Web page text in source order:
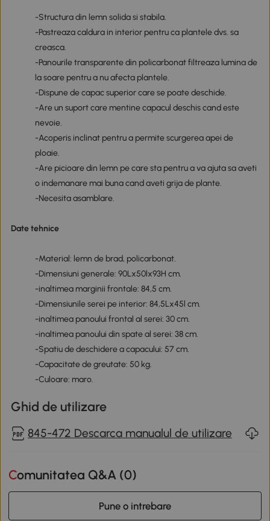
-Structura din lemn solida si stabila.
-Pastreaza caldura in interior pentru ca plantele dvs. sa
creasca.
-Panourile transparente din policarbonat filtreaza lumina de
la soare pentru a nu afecta plantele.
-Dispune de capac superior care se poate deschide.
-Are un suport care mentine capacul deschis cand este
nevoie.
-Acoperis inclinat pentru a permite scurgerea apei de
ploaie.
-Are picioare din lemn pe care sta pentru a va ajuta sa aveti
o indemanare mai buna cand aveti grija de plante.
-Necesita asamblare.
Date tehnice
-Material: lemn de brad, policarbonat.
-Dimensiuni generale: 90Lx50lx93H cm.
-inaltimea marginii frontale: 84,5 cm.
-Dimensiunile serei pe interior: 84,5Lx45l cm.
-inaltimea panoului frontal al serei: 30 cm.
-inaltimea panoului din spate al serei: 38 cm.
-Spatiu de deschidere a capacului: 57 cm.
-Capacitate de greutate: 50 kg.
-Culoare: maro.
Ghid de utilizare
845-472 Descarca manualul de utilizare
Comunitatea Q&A (0)
Pune o intrebare